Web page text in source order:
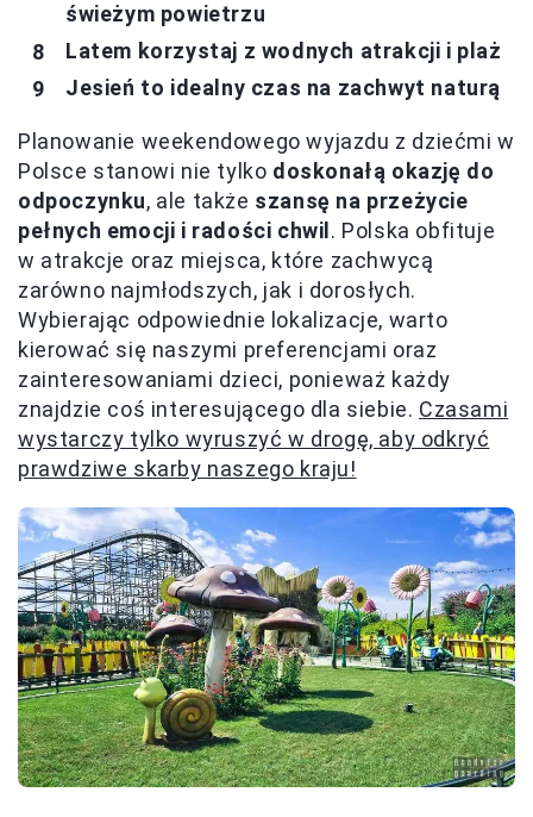
świeżym powietrzu
Latem korzystaj z wodnych atrakcji i plaż
Jesień to idealny czas na zachwyt naturą
Planowanie weekendowego wyjazdu z dziećmi w
Polsce stanowi nie tylko doskonałą okazję do
odpoczynku, ale także szansę na przeżycie
pełnych emocji i radości chwil . Polska obfituje
w atrakcje oraz miejsca, które zachwycą
zarówno najmłodszych, jak i dorosłych.
Wybierając odpowiednie lokalizacje, warto
kierować się naszymi preferencjami oraz
zainteresowaniami dzieci, ponieważ każdy
znajdzie coś interesującego dla siebie. Czasami
wystarczy tylko wyruszyć w drogę, aby odkryć
prawdziwe skarby naszego kraju!